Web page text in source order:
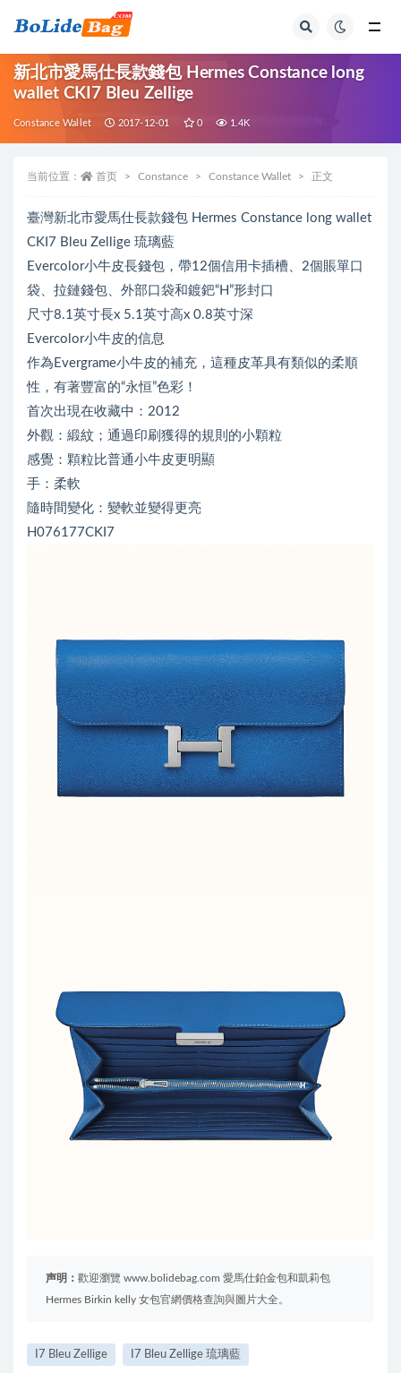
新北市愛馬仕長款錢包 Hermes Constance long
wallet CKI7 Bleu Zellige
Constance Wallet 2017-12-01 0 1.4K
当前位置： 首页 Constance Constance Wallet 正文
臺灣新北市愛馬仕長款錢包 Hermes Constance long wallet
CKI7 Bleu Zellige 琉璃藍
Evercolor小牛皮長錢包，帶12個信用卡插槽、2個賬單口
袋、拉鏈錢包、外部口袋和鍍鈀“H”形封口
尺寸8.1英寸長x 5.1英寸高x 0.8英寸深
Evercolor小牛皮的信息
作為Evergrame小牛皮的補充，這種皮革具有類似的柔順
性，有著豐富的“永恒”色彩！
首次出現在收藏中：2012
外觀：緞紋；通過印刷獲得的規則的小顆粒
感覺：顆粒比普通小牛皮更明顯
手：柔軟
隨時間變化：變軟並變得更亮
H076177CKI7
声明： 歡迎瀏覽 www.bolidebag.com 愛馬仕鉑金包和凱莉包
Hermes Birkin kelly 女包官網價格查詢與圖片大全。
I7 Bleu Zellige I7 Bleu Zellige 琉璃藍